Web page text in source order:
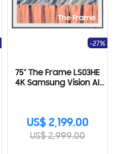
75" The Frame LS03HE
4K Samsung Vision AI
US$ 2,199.00
US$ 2,999.00
-27%